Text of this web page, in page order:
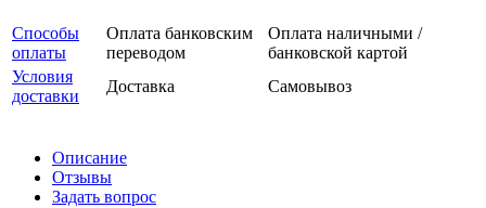
Способы
оплаты
Оплата банковским
переводом
Оплата наличными /
банковской картой
Условия
доставки
Доставка Самовывоз
Описание
Отзывы
Задать вопрос